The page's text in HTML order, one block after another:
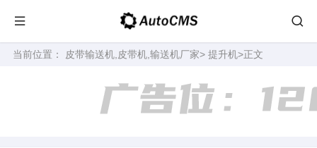
当前位置： 皮带输送机,皮带机,输送机厂家> 提升机>正文